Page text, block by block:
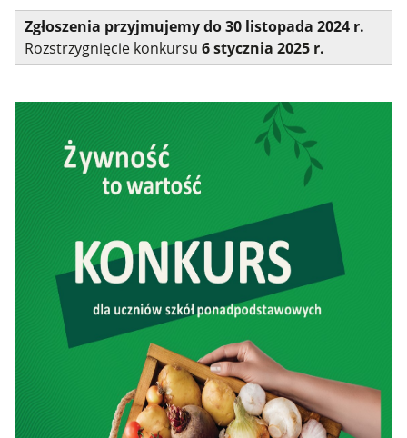
Zgłoszenia przyjmujemy do 30 listopada 2024 r.
Rozstrzygnięcie konkursu6stycznia 2025 r.